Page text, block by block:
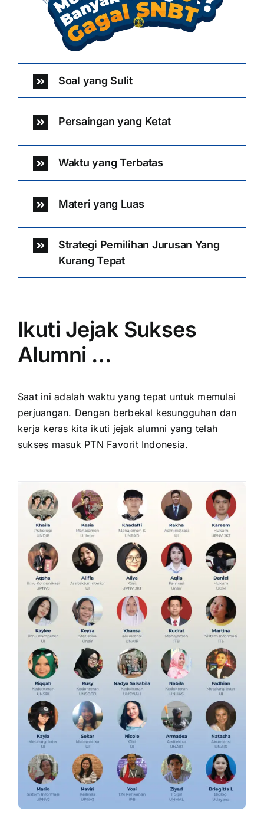
Soal yang Sulit
Persaingan yang Ketat
Waktu yang Terbatas
Materi yang Luas
Strategi Pemilihan Jurusan Yang
Kurang Tepat
Ikuti Jejak Sukses
Alumni …
Saat ini adalah waktu yang tepat untuk memulai
perjuangan. Dengan berbekal kesungguhan dan
kerja keras kita ikuti jejak alumni yang telah
sukses masuk PTN Favorit Indonesia.